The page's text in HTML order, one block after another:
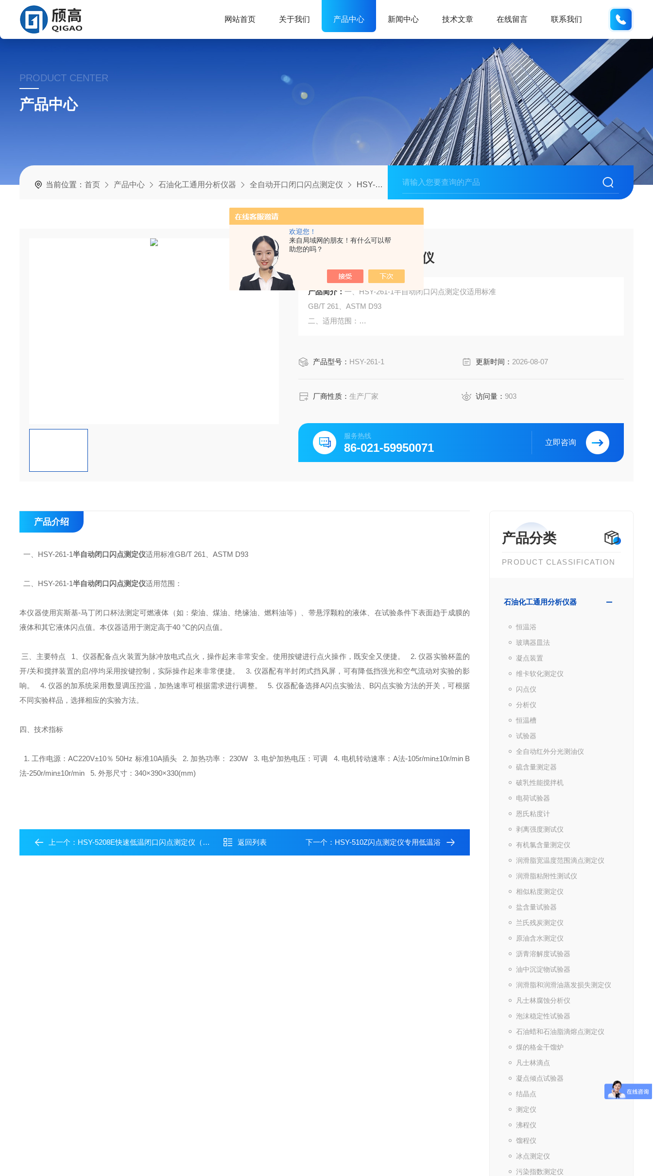
欢迎您！
来自局域网的朋友！有什么可以帮
助您的吗？
网站首页 关于我们 产品中心 新闻中心 技术文章 在线留言 联系我们
PRODUCT CENTER
产品中心
当前位置：首页 产品中心 石油化工通用分析仪器 全自动开口闭口闪点测定仪 HSY-261-1半自动闭口闪点测定仪
半自动闭口闪点测定仪
产品简介：一、HSY-261-1半自动闭口闪点测定仪适用标准
GB/T 261、ASTM D93
二、适用范围：
0 °C的闪点值。
产品型号： HSY-261-1 更新时间： 2026-08-07
厂商性质：生产厂家 访问量： 903
服务热线
86-021-59950071 立即咨询
产品分类
PRODUCT CLASSIFICATION
石油化工通用分析仪器
恒温浴
玻璃器皿法
凝点装置
维卡软化测定仪
闪点仪
分析仪
恒温槽
试验器
全自动红外分光测油仪
硫含量测定器
破乳性能搅拌机
电荷试验器
恩氏粘度计
剥离强度测试仪
有机氯含量测定仪
润滑脂宽温度范围滴点测定仪
润滑脂粘附性测试仪
相似粘度测定仪
盐含量试验器
兰氏残炭测定仪
原油含水测定仪
沥青溶解度试验器
油中沉淀物试验器
润滑脂和润滑油蒸发损失测定仪
凡士林腐蚀分析仪
泡沫稳定性试验器
石油蜡和石油脂滴熔点测定仪
煤的格金干馏炉
凡士林滴点
凝点倾点试验器
结晶点
测定仪
沸程仪
馏程仪
冰点测定仪
污染指数测定仪
产品介绍
一、HSY-261-1半自动闭口闪点测定仪适用标准GB/T 261、ASTM D93
二、HSY-261-1半自动闭口闪点测定仪适用范围：
本仪器使用宾斯基-马丁闭口杯法测定可燃液体（如：柴油、煤油、绝缘油、燃料油等）、带悬浮颗粒的液体、在试验条件下表面趋于成膜的
液体和其它液体闪点值。本仪器适用于测定高于40 °C的闪点值。
三、主要特点 1、仪器配备点火装置为脉冲放电式点火，操作起来非常安全。使用按键进行点火操作，既安全又便捷。
2. 仪器实验杯盖的
开/关和搅拌装置的启/停均采用按键控制，实际操作起来非常便捷。
3. 仪器配有半封闭式挡风屏，可有降低挡强光和空气流动对实验的影
响。
4. 仪器的加系统采用数显调压控温，加热速率可根据需求进行调整。
5. 仪器配备选择A闪点实验法、B闪点实验方法的开关，可根据
不同实验样品，选择相应的实验方法。
四、技术指标
1. 工作电源：AC220V±10％ 50Hz 标准10A插头 2. 加热功率： 230W 3. 电炉加热电压：可调 4. 电机转动速率：A法-105r/min±10r/min B
法-250r/min±10r/min 5. 外形尺寸：340×390×330(mm)
上一个： HSY-5208E快速低温闭口闪点测定仪（-30到50度） 返回列表 下一个： HSY-510Z闪点测定仪专用低温浴